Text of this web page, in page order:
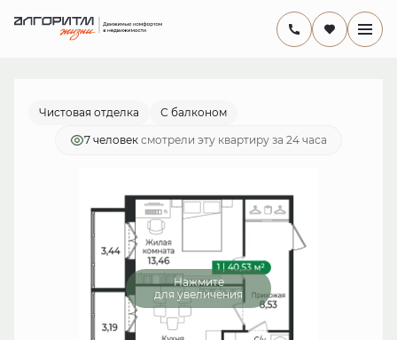
1-комнатная
7 943 880 руб.
от 23 113 руб./мес.
Чистовая отделка С балконом
7 человек смотрели эту квартиру за 24 часа
Нажмите
для увеличения